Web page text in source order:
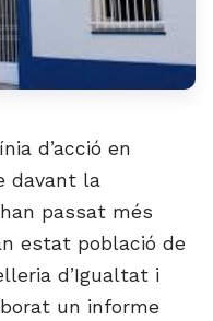
d’acció en
davant la
passat més
estat població de
d’Igualtat i
un informe